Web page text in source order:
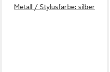
Metall / Stylusfarbe: silber